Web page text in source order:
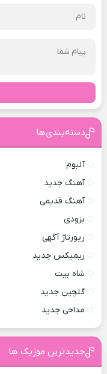
دسته‌بندی‌ها
آلبوم
آهنگ جدید
آهنگ قدیمی
بزودی
رپورتاژ آگهی
ریمیکس جدید
شاه بیت
گلچین جدید
مداحی جدید
جدیدترین موزیک ها